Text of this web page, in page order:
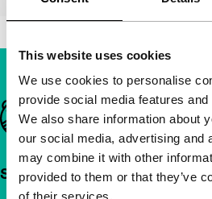
This website uses cookies
We use cookies to personalise
provide social media features
We also share information about
our social media, advertising and
may combine it with other
provided to them or that they’ve
of their services.
Belangrijke links
Snel naar